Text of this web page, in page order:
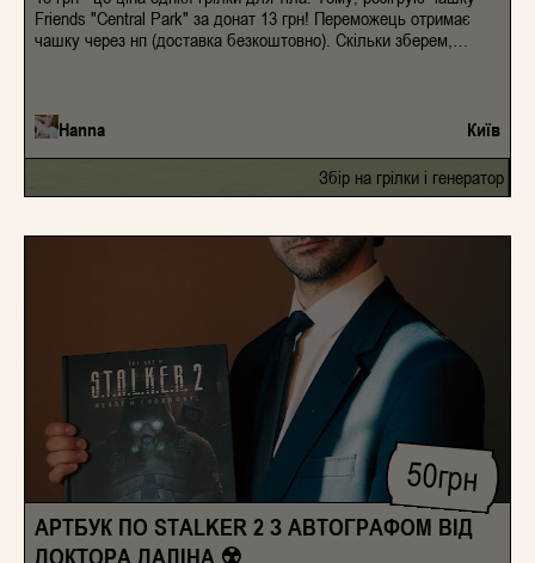
Friends "Central Park" за донат 13 грн! Переможець отримає
чашку через нп (доставка безкоштовно). Скільки зберем,
Hanna
Київ
Збір на грілки і генератор
50грн
АРТБУК ПО STALKER 2 З АВТОГРАФОМ ВІД
ДОКТОРА ДАЛІНА ☢️